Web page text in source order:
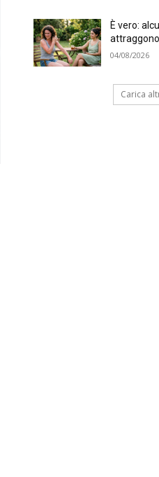
È vero:
04/08/2026
Carica